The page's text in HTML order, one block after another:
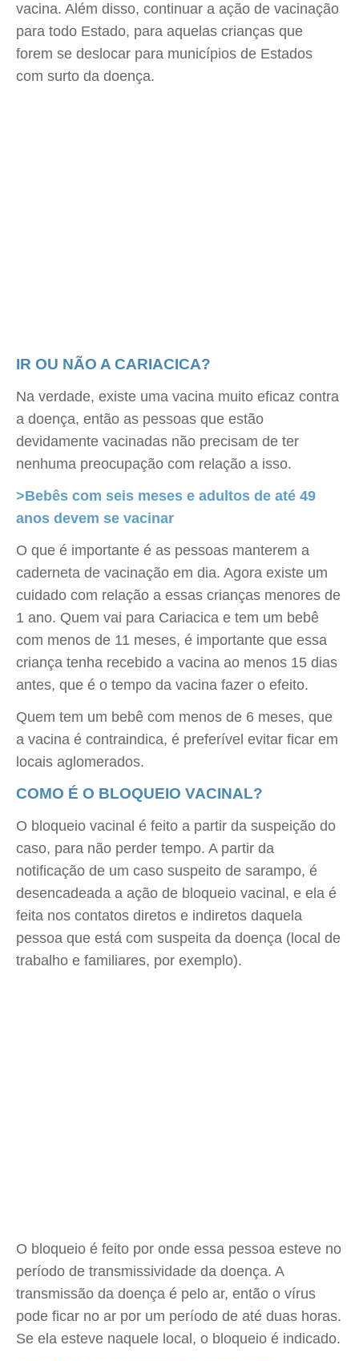
vacina. Além disso, continuar a ação de vacinação
para todo Estado, para aquelas crianças que
forem se deslocar para municípios de Estados
com surto da doença.
IR OU NÃO A CARIACICA?
Na verdade, existe uma vacina muito eficaz contra
a doença, então as pessoas que estão
devidamente vacinadas não precisam de ter
nenhuma preocupação com relação a isso.
>Bebês com seis meses e adultos de até 49
anos devem se vacinar
O que é importante é as pessoas manterem a
caderneta de vacinação em dia. Agora existe um
cuidado com relação a essas crianças menores de
1 ano. Quem vai para Cariacica e tem um bebê
com menos de 11 meses, é importante que essa
criança tenha recebido a vacina ao menos 15 dias
antes, que é o tempo da vacina fazer o efeito.
Quem tem um bebê com menos de 6 meses, que
a vacina é contraindica, é preferível evitar ficar em
locais aglomerados.
COMO É O BLOQUEIO VACINAL?
O bloqueio vacinal é feito a partir da suspeição do
caso, para não perder tempo. A partir da
notificação de um caso suspeito de sarampo, é
desencadeada a ação de bloqueio vacinal, e ela é
feita nos contatos diretos e indiretos daquela
pessoa que está com suspeita da doença (local de
trabalho e familiares, por exemplo).
O bloqueio é feito por onde essa pessoa esteve no
período de transmissividade da doença. A
transmissão da doença é pelo ar, então o vírus
pode ficar no ar por um período de até duas horas.
Se ela esteve naquele local, o bloqueio é indicado.